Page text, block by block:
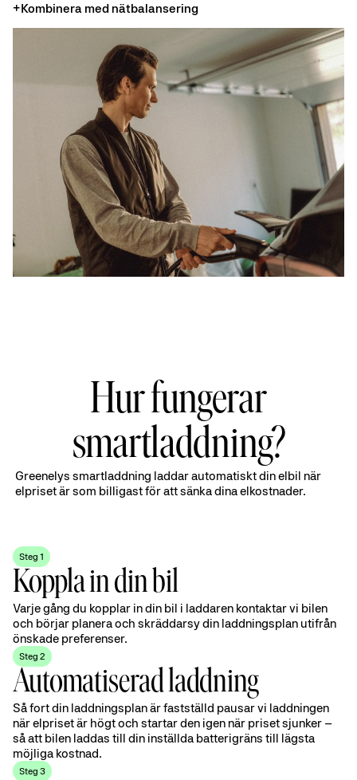
laddning. Spara pengar med smartladdning, anpassa dina
inställningar, schemalägg och spåra din laddningshistorik –
allt i en och samma app.
Kombinera med nätbalansering
Anslut din laddbox till Greenely-appen och kombinera
smartladdning med nätbalansering för maximal besparing.
Spara och tjäna pengar samtidigt medan duhjälper till att
balansera elnätet
Hur fungerar
smartladdning?
Greenelys smartladdning laddar automatiskt din elbil när
elpriset är som billigast för att sänka dina elkostnader.
Steg 1
Koppla in din bil
Varje gång du kopplar in din bil i laddaren kontaktar vi bilen
och börjar planera och skräddarsy din laddningsplan utifrån
önskade preferenser.
Steg 2
Automatiserad laddning
Så fort din laddningsplan är fastställd pausar vi laddningen
när elpriset är högt och startar den igen när priset sjunker –
så att bilen laddas till din inställda batterigräns till lägsta
möjliga kostnad.
Steg 3